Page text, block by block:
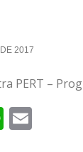
2017
PERT –